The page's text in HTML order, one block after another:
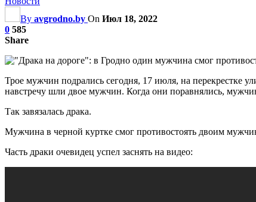
By avgrodno.by On Июл 18, 2022
0 585
Share
Трое мужчин подрались сегодня, 17 июля, на перекрестке
навстречу шли двое мужчин. Когда они поравнялись,
Так завязалась драка.
Мужчина в черной куртке смог противостоять двоим
Часть драки очевидец успел заснять на видео: